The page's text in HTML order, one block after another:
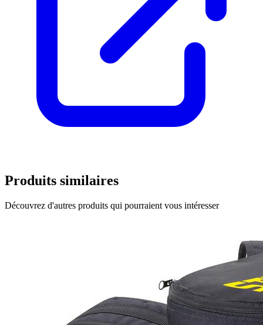
Produits similaires
Découvrez d'autres produits qui pourraient vous intéresser